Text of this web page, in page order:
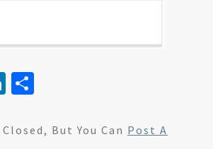
Li
ke arBut You Can Post A